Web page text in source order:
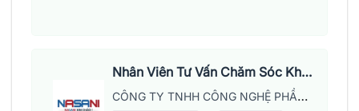
Nhân Viên Tư Vấn Chăm Sóc Khách Hàng
CÔNG TY TNHH CÔNG NGHỆ PHẦN MỀM NASANI – CHI NHÁNH TẠI CẦN THƠ